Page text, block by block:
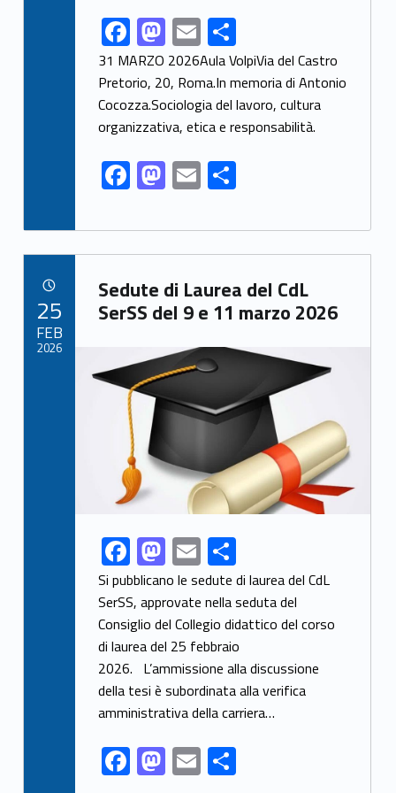
Link identifier share facebook archive #share-link-archive-73743F
ac
e
b
o
o
k
M
as
to
d
o
n
E
m
ai
l
S
h
ar
e
31 MARZO 2026Aula VolpiVia del Castro
Pretorio, 20, Roma.In memoria di Antonio
Cocozza.Sociologia del lavoro, cultura
organizzativa, etica e responsabilità.
F
ac
e
b
o
o
M
as
to
d
o
n
E
m
ai
l
S
ar
e
Link identifier archive #link-archive-35950
Sedute di Laurea del CdL
SerSS del 9 e 11 marzo 2026
Link identifier share facebook archive #share-link-archive-94453F
ac
e
b
o
o
k
M
as
to
d
o
n
E
m
ai
l
S
h
ar
e
Si pubblicano le sedute di laurea del CdL
SerSS, approvate nella seduta del
Consiglio del Collegio didattico del corso
di laurea del 25 febbraio
2026. L’ammissione alla discussione
della tesi è subordinata alla verifica
amministrativa della carriera…
F M E S
25
FEB
2026